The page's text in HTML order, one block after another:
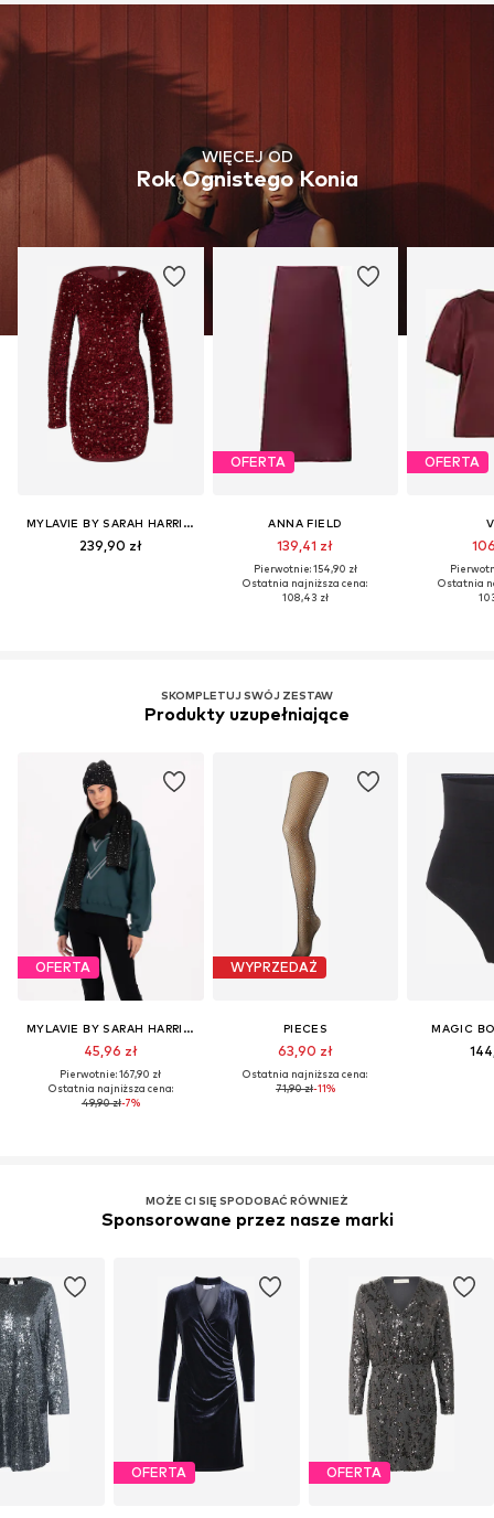
WIĘCEJ OD
Rok Ognistego Konia
MYLAVIE BY SARAH HARRISON
239,90 zł
OFERTA
ANNA FIELD
139,41 zł
Pierwotnie: 154,90 zł
Ostatnia najniższa cena:
108,43 zł
OFERTA
Ostatnia
SKOMPLETUJ SWÓJ ZESTAW
Produkty uzupełniające
OFERTA
MYLAVIE BY SARAH HARRISON
45,96 zł
Pierwotnie: 167,90 zł
Ostatnia najniższa cena:
49,90 zł-7%
WYPRZEDAŻ
PIECES
63,90 zł
Ostatnia najniższa cena:
71,90 zł-11%
MAGIC
MOŻE CI SIĘ SPODOBAĆ RÓWNIEŻ
Sponsorowane przez nasze marki
OFERTA OFERTA